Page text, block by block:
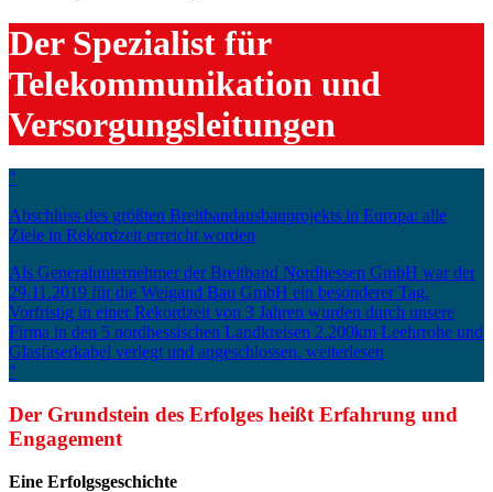
Der Spezialist für
Telekommunikation und
Versorgungsleitungen
"
Abschluss des größten Breitbandausbauprojekts in Europa: alle
Ziele in Rekordzeit erreicht worden
Als Generalunternehmer der Breitband Nordhessen GmbH war der
29.11.2019 für die Weigand Bau GmbH ein besonderer Tag.
Vorfristig in einer Rekordzeit von 3 Jahren wurden durch unsere
Firma in den 5 nordhessischen Landkreisen 2.200km Leehrrohe und
Glasfaserkabel verlegt und angeschlossen. weiterlesen
"
Der Grundstein des Erfolges heißt Erfahrung und
Engagement
Eine Erfolgsgeschichte